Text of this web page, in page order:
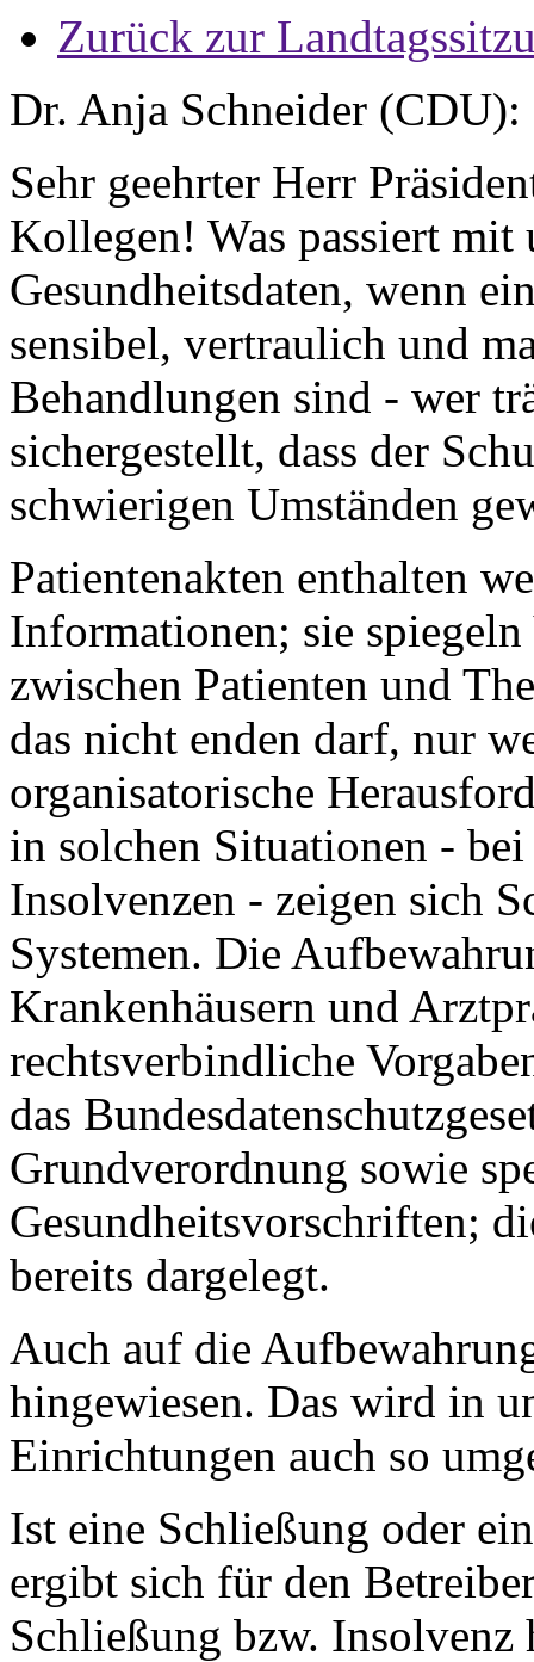
Zurück zur
Dr. Anja Schneider (CDU):
Sehr geehrter Herr
Kollegen! Was passiert mit
Gesundheitsdaten, wenn
sensibel, vertraulich und
Behandlungen sind - wer
sichergestellt, dass der
schwierigen Umständen
Patientenakten enthalten
Informationen; sie
zwischen Patienten und
das nicht enden darf, nur
organisatorische
in solchen Situationen -
Insolvenzen - zeigen sich
Systemen. Die
Krankenhäusern und
rechtsverbindliche
das
Grundverordnung sowie
Gesundheitsvorschriften;
bereits dargelegt.
Auch auf die
hingewiesen. Das wird in
Einrichtungen auch so
Ist eine Schließung oder
ergibt sich für den
Schließung bzw. Insolvenz